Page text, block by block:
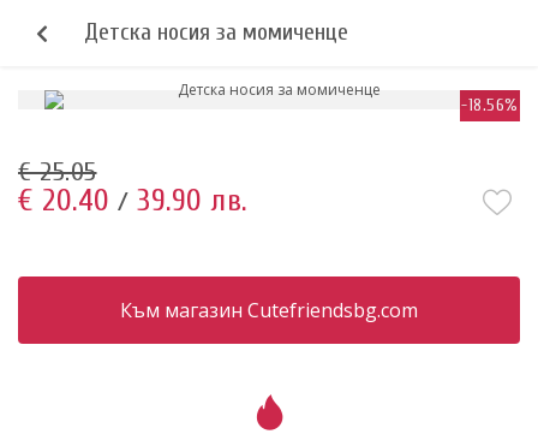
-18.56%
Детска носия за момиченце
€ 25.05
€ 20.40 / 39.90 лв.
Към магазин Cutefriendsbg.com